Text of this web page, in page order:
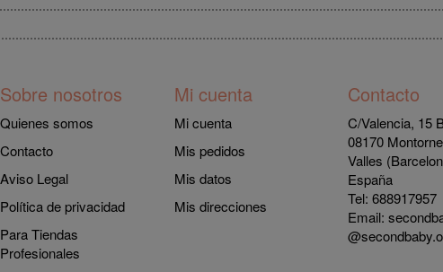
Sobre nosotros
Quienes somos
Contacto
Aviso Legal
Política de privacidad
Para Tiendas
Profesionales
Mi cuenta
Mi cuenta
Mis pedidos
Mis datos
Mis direcciones
Contacto
C/Valencia, 15
08170
Valles
España
Tel: 688917957
Email: